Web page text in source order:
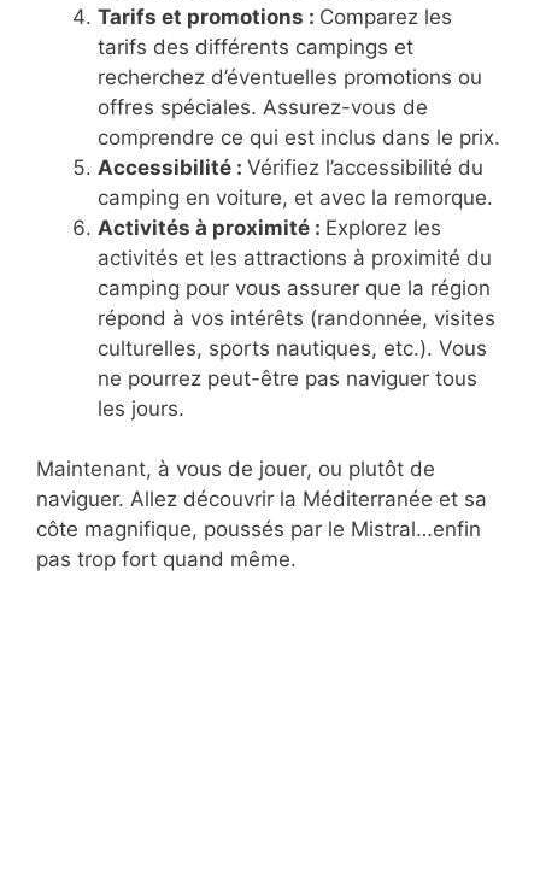
Tarifs et promotions : Comparez les
tarifs des différents campings et
recherchez d’éventuelles promotions ou
offres spéciales. Assurez-vous de
comprendre ce qui est inclus dans le prix.
Accessibilité : Vérifiez l’accessibilité du
camping en voiture, et avec la remorque.
Activités à proximité : Explorez les
activités et les attractions à proximité du
camping pour vous assurer que la région
répond à vos intérêts (randonnée, visites
culturelles, sports nautiques, etc.). Vous
ne pourrez peut-être pas naviguer tous
les jours.
Maintenant, à vous de jouer, ou plutôt de
naviguer. Allez découvrir la Méditerranée et sa
côte magnifique, poussés par le Mistral…enfin
pas trop fort quand même.